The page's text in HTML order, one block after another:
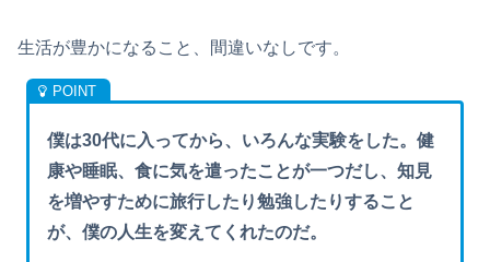
生活が豊かになること、間違いなしです。
僕は30代に入ってから、いろんな実験をした。健
康や睡眠、食に気を遣ったことが一つだし、知見
を増やすために旅行したり勉強したりすること
が、僕の人生を変えてくれたのだ。